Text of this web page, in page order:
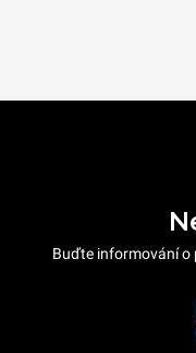
Buďte informování o